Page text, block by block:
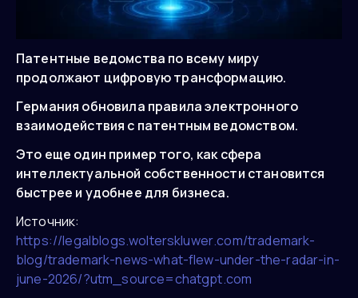
Патентные ведомства по всему миру
продолжают цифровую трансформацию.
Германия обновила правила электронного
взаимодействия с патентным ведомством.
Это еще один пример того, как сфера
интеллектуальной собственности становится
быстрее и удобнее для бизнеса.
Источник:
https://legalblogs.wolterskluwer.com/trademark-
blog/trademark-news-what-flew-under-the-radar-in-
june-2026/?utm_source=chatgpt.com